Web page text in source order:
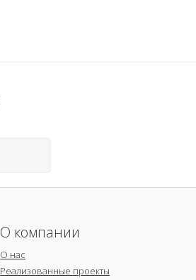
О компании
О нас
Реализованные проекты